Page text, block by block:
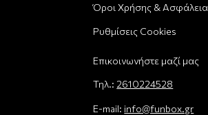
Όροι Χρήσης & Ασφάλεια
Ρυθμίσεις Cookies
Επικοινωνήστε μαζί μας
Τηλ.: 2610224528
E-mail: info@funbox.gr